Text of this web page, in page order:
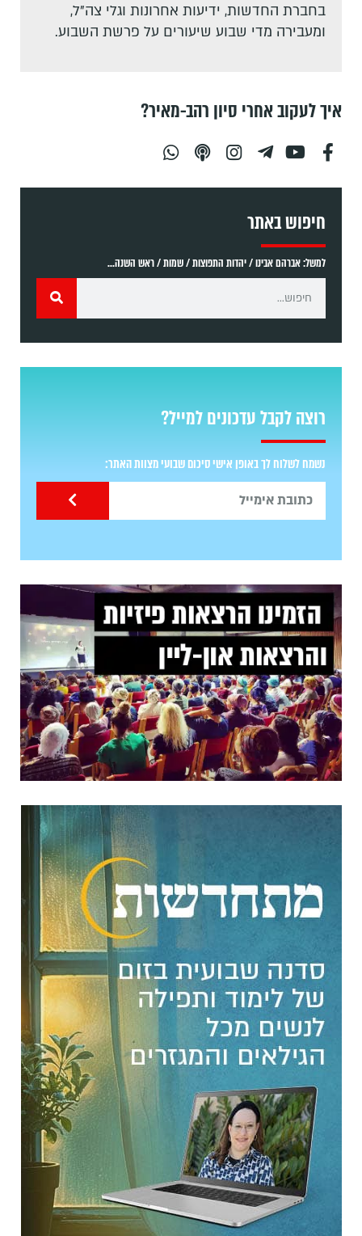
בחברת החדשות, ידיעות אחרונות וגלי צה"ל,
ומעבירה מדי שבוע שיעורים על פרשת השבוע.
איך לעקוב אחרי סיון רהב-מאיר?
חיפוש באתר
למשל: אברהם אבינו / יהדות התפוצות / שמות / ראש השנה...
רוצה לקבל עדכונים למייל?
נשמח לשלוח לך באופן אישי סיכום שבועי מצוות האתר: